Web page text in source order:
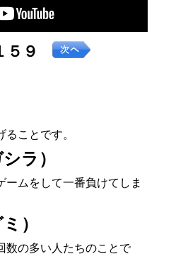
５９
ことです。
ラ）
ムをして一番負けてしま
）
の多い人たちのことで